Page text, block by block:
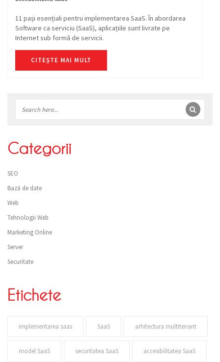
11 pași esențiali pentru implementarea SaaS. În abordarea
Software ca serviciu (SaaS), aplicațiile sunt livrate pe
Internet sub formă de servicii.
CITEȘTE MAI MULT
Bară
Categorii
SEO
Bază de date
Web
Tehnologii Web
Marketing Online
Server
Securitate
Etichete
implementarea saas SaaS arhitectura multitenant
model SaaS securitatea SaaS accesibilitatea SaaS